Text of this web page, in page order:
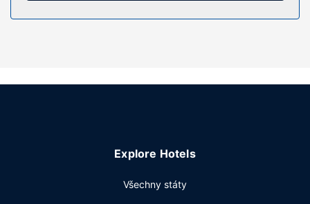
Zahrada nabízí skvělý výhled a k dispozici je také
dispozici bar/salonek.Explore Hotels
Všechny státy